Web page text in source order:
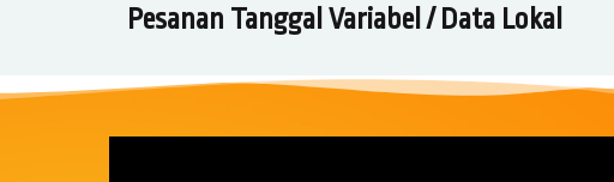
Pesanan Tanggal Variabel / Data Lokal